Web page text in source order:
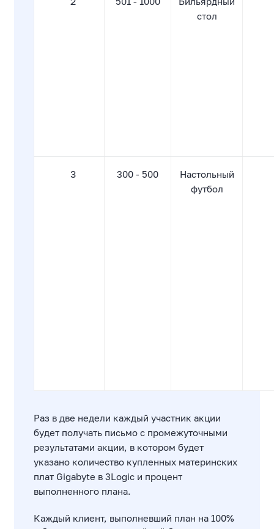
стол
3 300 - 500
Настольный
футбол
Раз в две недели каждый участник акции
будет получать письмо с промежуточными
результатами акции, в котором будет
указано количество купленных материнских
плат Gigabyte в 3Logic и процент
выполненного плана.
Каждый клиент, выполневший план на 100%